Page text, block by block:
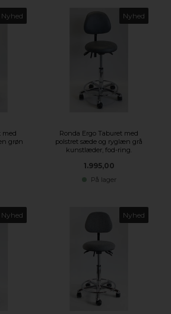
Nyhed
med
grøn
Nyhed
Ronda Ergo Taburet med
polstret sæde og ryglæn grå
kunstlæder, fod-ring.
1.995,00
På lager
Nyhed Nyhed